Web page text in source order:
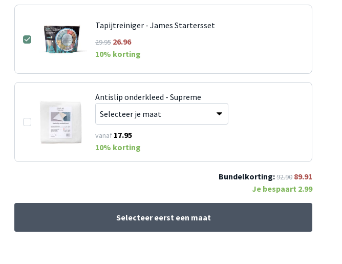
Tapijtreiniger - James Startersset
29.95 26.96
10% korting
Antislip onderkleed - Supreme
vanaf 17.95
10% korting
Bundelkorting:92.90 89.91
Je bespaart 2.99
Selecteer eerst een maat